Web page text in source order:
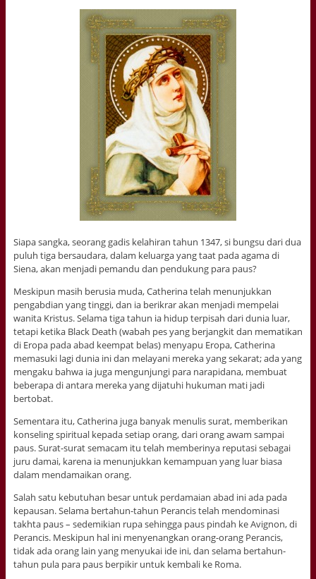
Siapa sangka, seorang gadis kelahiran tahun 1347, si bungsu dari dua
puluh tiga bersaudara, dalam keluarga yang taat pada agama di
Siena, akan menjadi pemandu dan pendukung para paus?
Meskipun masih berusia muda, Catherina telah menunjukkan
pengabdian yang tinggi, dan ia berikrar akan menjadi mempelai
wanita Kristus. Selama tiga tahun ia hidup terpisah dari dunia luar,
tetapi ketika Black Death (wabah pes yang berjangkit dan mematikan
di Eropa pada abad keempat belas) menyapu Eropa, Catherina
memasuki lagi dunia ini dan melayani mereka yang sekarat; ada yang
mengaku bahwa ia juga mengunjungi para narapidana, membuat
beberapa di antara mereka yang dijatuhi hukuman mati jadi
bertobat.
Sementara itu, Catherina juga banyak menulis surat, memberikan
konseling spiritual kepada setiap orang, dari orang awam sampai
paus. Surat-surat semacam itu telah memberinya reputasi sebagai
juru damai, karena ia menunjukkan kemampuan yang luar biasa
dalam mendamaikan orang.
Salah satu kebutuhan besar untuk perdamaian abad ini ada pada
kepausan. Selama bertahun-tahun Perancis telah mendominasi
takhta paus – sedemikian rupa sehingga paus pindah ke Avignon, di
Perancis. Meskipun hal ini menyenangkan orang-orang Perancis,
tidak ada orang lain yang menyukai ide ini, dan selama bertahun-
tahun pula para paus berpikir untuk kembali ke Roma.